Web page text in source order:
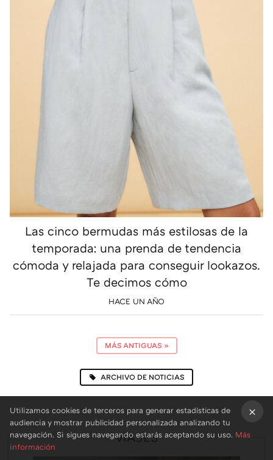
Las cinco bermudas más estilosas de la
temporada: una prenda de tendencia
cómoda y relajada para conseguir lookazos.
Te decimos cómo
HACE UN AÑO
MÁS ANTIGUAS »
ARCHIVO DE NOTICIAS
VIAJES
Utilizamos cookies de terceros para generar estadísticas de
audiencia y mostrar publicidad personalizada analizando tu
navegación. Si sigues navegando estarás aceptando su uso. Más
información